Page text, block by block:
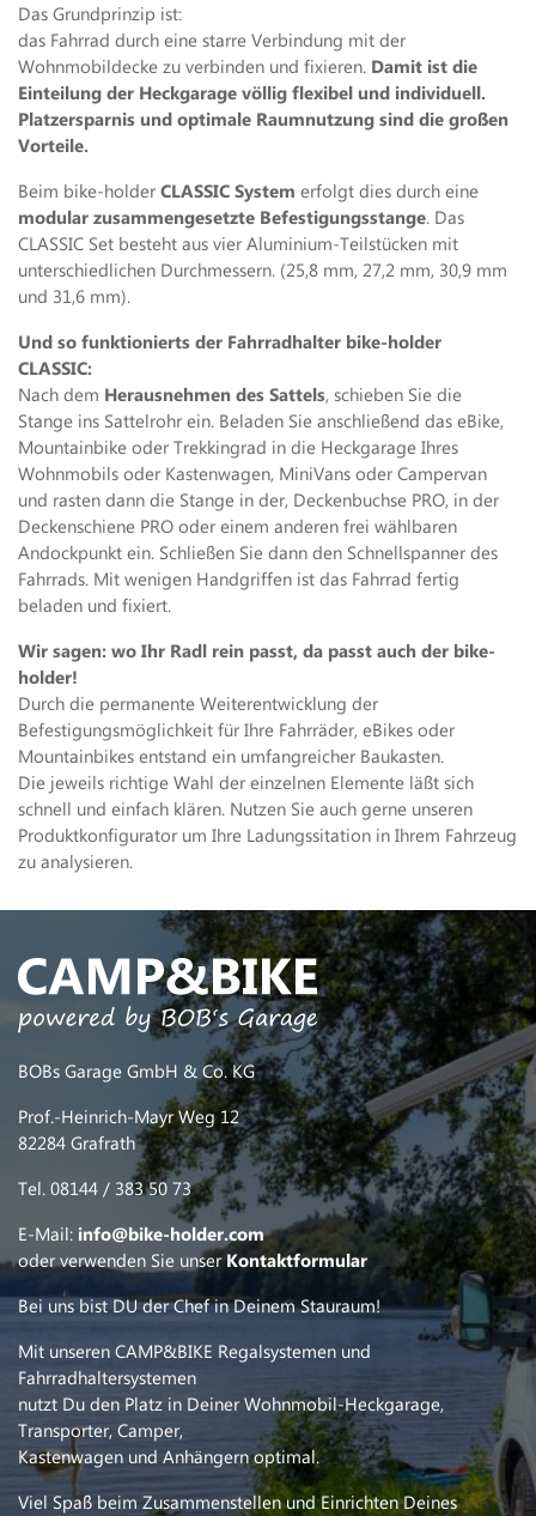
Das Grundprinzip ist:
das Fahrrad durch eine starre Verbindung mit der
Wohnmobildecke zu verbinden und fixieren. Damit ist die
Einteilung der Heckgarage völlig flexibel und individuell.
Platzersparnis und optimale Raumnutzung sind die großen
Vorteile.
Beim bike-holder CLASSIC System erfolgt dies durch eine
modular zusammengesetzte Befestigungsstange. Das
CLASSIC Set besteht aus vier Aluminium-Teilstücken mit
unterschiedlichen Durchmessern. (25,8 mm, 27,2 mm, 30,9 mm
und 31,6 mm).
Und so funktionierts der Fahrradhalter bike-holder
CLASSIC:
Nach dem Herausnehmen des Sattels, schieben Sie die
Stange ins Sattelrohr ein. Beladen Sie anschließend das eBike,
Mountainbike oder Trekkingrad in die Heckgarage Ihres
Wohnmobils oder Kastenwagen, MiniVans oder Campervan
und rasten dann die Stange in der, Deckenbuchse PRO, in der
Deckenschiene PRO oder einem anderen frei wählbaren
Andockpunkt ein. Schließen Sie dann den Schnellspanner des
Fahrrads. Mit wenigen Handgriffen ist das Fahrrad fertig
beladen und fixiert.
Wir sagen: wo Ihr Radl rein passt, da passt auch der bike-
holder!
Durch die permanente Weiterentwicklung der
Befestigungsmöglichkeit für Ihre Fahrräder, eBikes oder
Mountainbikes entstand ein umfangreicher Baukasten.
Die jeweils richtige Wahl der einzelnen Elemente läßt sich
schnell und einfach klären. Nutzen Sie auch gerne unseren
Produktkonfigurator um Ihre Ladungssitation in Ihrem Fahrzeug
zu analysieren.
BOBs Garage GmbH & Co. KG
Prof.-Heinrich-Mayr Weg 12
82284 Grafrath
Tel. 08144 / 383 50 73
E-Mail: info@bike-holder.com
oder verwenden Sie unserKontaktformular
Bei uns bist DU der Chef in Deinem Stauraum!
Mit unseren CAMP&BIKE Regalsystemen und
Fahrradhaltersystemen
nutzt Du den Platz in Deiner Wohnmobil-Heckgarage,
Transporter, Camper,
Kastenwagen und Anhängern optimal.
Viel Spaß beim Zusammenstellen und Einrichten Deines